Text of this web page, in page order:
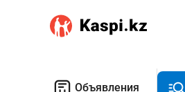
Объявления